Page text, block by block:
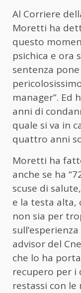
Al Corriere
Moretti ha
questo
psichica e ora
sentenza
manager”. Ed
anni di
quale si va in
quattro anni
Moretti ha
anche se ha
scuse di
e la testa alta,
non sia per
advisor del
che lo ha
recupero per i
restassi con le